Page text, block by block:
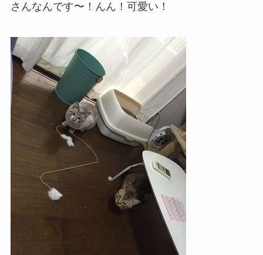
さんなんです〜！んん！可愛い！